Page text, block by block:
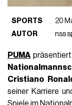
SPORTS
20
AUTOR
nss
PUMA
Cristiano
seiner Karriere